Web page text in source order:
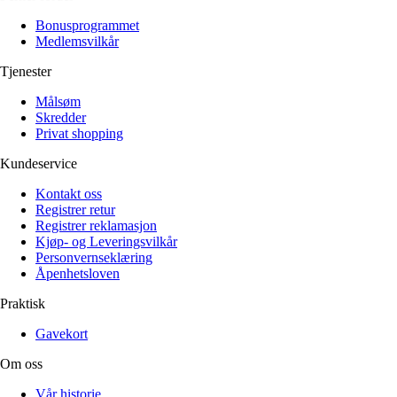
Klær
Reise
Informasjon
Tilbehør
Lukk
Alle artikler
Klær
Reise
Informasjon
Tilbehør
Målsøm
Lukk
Bonusprogrammet
Medlemsvilkår
Tjenester
Målsøm
Skredder
Privat shopping
Kundeservice
Kontakt oss
Registrer retur
Registrer reklamasjon
Kjøp- og Leveringsvilkår
Personvernseklæring
Åpenhetsloven
Praktisk
Gavekort
Om oss
Vår historie